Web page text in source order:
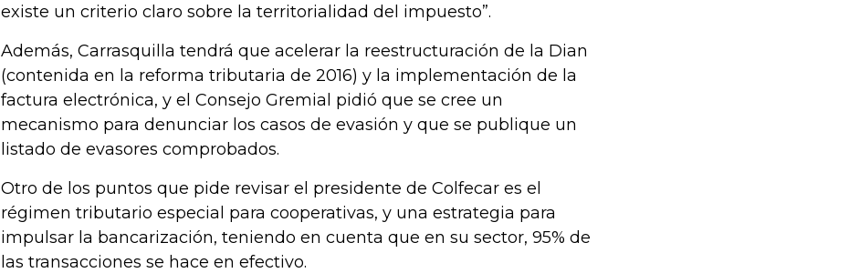
existe un criterio claro sobre la territorialidad del impuesto”.
Además, Carrasquilla tendrá que acelerar la reestructuración de la Dian
(contenida en la reforma tributaria de 2016) y la implementación de la
factura electrónica, y el Consejo Gremial pidió que se cree un
mecanismo para denunciar los casos de evasión y que se publique un
listado de evasores comprobados.
Otro de los puntos que pide revisar el presidente de Colfecar es el
régimen tributario especial para cooperativas, y una estrategia para
impulsar la bancarización, teniendo en cuenta que en su sector, 95% de
las transacciones se hace en efectivo.